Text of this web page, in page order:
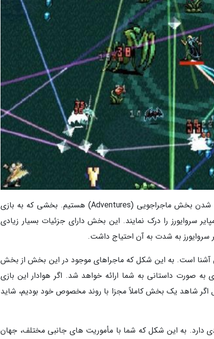
در به روزرسانی 1.8 بازی ومپایر سروایورز ما شاهد اضافه شدن بخش ماجراجویی (Adventures) هستیم. بخشی که به بازی
سروایورز را درک نمایند. این بخش دارای جزئیات بسیار زیادی
به شدت به آن احتیاج داشت.
است. به این شکل که ماجراهای موجود در این بخش از بخش
صورت داستانی به شما ارائه خواهد شد. اگر هوادار این بازی
شاهد یک بخش کاملاً مجزا با روند مخصوص خود بودیم، شاید
دارد. به این شکل که شما با مأموریت های جانبی مختلف، جهان